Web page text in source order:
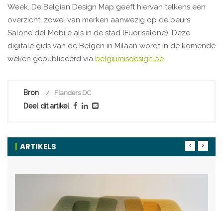
Week. De Belgian Design Map geeft hiervan telkens een
overzicht, zowel van merken aanwezig op de beurs
Salone del Mobile als in de stad (Fuorisalone). Deze
digitale gids van de Belgen in Milaan wordt in de komende
weken gepubliceerd via belgiumisdesign.be.
Bron Flanders DC
Deel dit artikel
ARTIKELS